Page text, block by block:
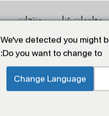
منتجات معلومات عنا
We've detected you might
Do you want to change to:
Change Language